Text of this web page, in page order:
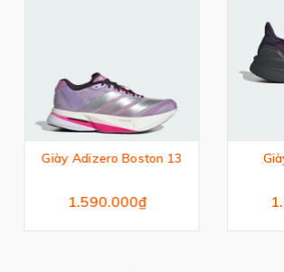
Giày Adizero Boston 13
1.590.000₫